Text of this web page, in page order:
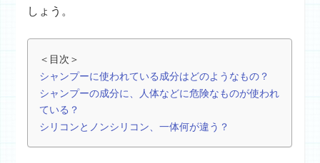
しょう。
＜目次＞
シャンプーに使われている成分はどのようなもの？
シャンプーの成分に、人体などに危険なものが使われ
ている？
シリコンとノンシリコン、一体何が違う？